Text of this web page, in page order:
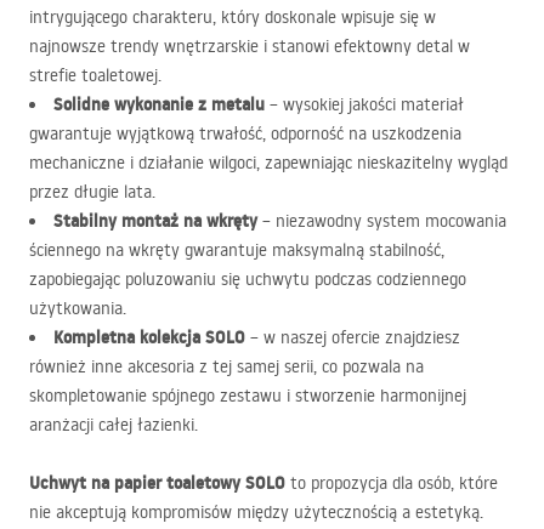
intrygującego charakteru, który doskonale wpisuje się w
najnowsze trendy wnętrzarskie i stanowi efektowny detal w
strefie toaletowej.
Solidne wykonanie z metalu – wysokiej jakości materiał
gwarantuje wyjątkową trwałość, odporność na uszkodzenia
mechaniczne i działanie wilgoci, zapewniając nieskazitelny wygląd
przez długie lata.
Stabilny montaż na wkręty– niezawodny system mocowania
ściennego na wkręty gwarantuje maksymalną stabilność,
zapobiegając poluzowaniu się uchwytu podczas codziennego
użytkowania.
Kompletna kolekcja SOLO – w naszej ofercie znajdziesz
również inne akcesoria z tej samej serii, co pozwala na
skompletowanie spójnego zestawu i stworzenie harmonijnej
aranżacji całej łazienki.
Uchwyt na papier toaletowySOLO to propozycja dla osób, które
nie akceptują kompromisów między użytecznością a estetyką.